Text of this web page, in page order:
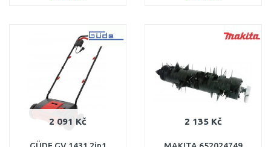
Porovnat
2 091 Kč 2 135 Kč